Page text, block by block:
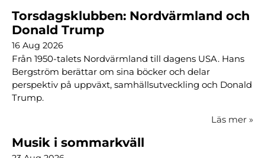
Torsdagsklubben: Nordvärmland och
Donald Trump
16 Aug 2026
Från 1950-talets Nordvärmland till dagens USA. Hans
Bergström berättar om sina böcker och delar
perspektiv på uppväxt, samhällsutveckling och Donald
Trump.
Läs mer »
Musik i sommarkväll